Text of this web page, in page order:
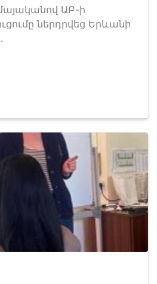
ԱԲ-ի
ներդրվեց Երևանի